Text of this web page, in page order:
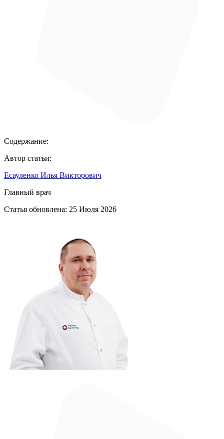
Содержание:
Автор статьи:
Есауленко Илья Викторович
Главный врач
Статья обновлена: 25 Июля 2026